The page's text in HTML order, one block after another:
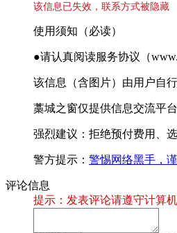
该信息已失效，联系方式被隐藏
使用须知（必读）
●请认真阅读服务协议（
该信息（含图片）由用户自
藁城之窗仅提供信息交流平
强烈建议：拒绝预付费用、
警方提示： 警惕网络黑手，
评论信息
提示：发表评论请遵守计算